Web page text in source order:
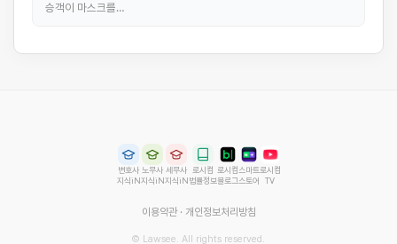
승객이 마스크를…
변호사
지식iN
노무사
지식iN
세무사
지식iN
로시컴
법률정보
로시컴
블로그
스마트
스토어
로시컴
TV
이용약관· 개인정보처리방침
© Lawsee. All rights reserved.